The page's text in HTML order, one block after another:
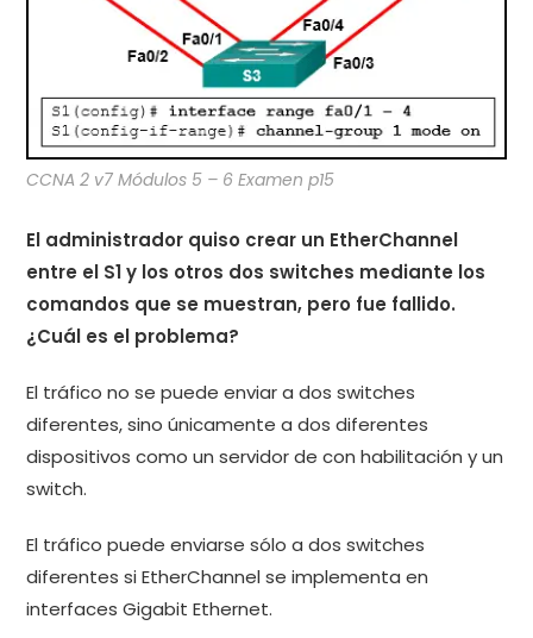
CCNA 2 v7 Módulos 5 – 6 Examen p15
El administrador quiso crear un EtherChannel
entre el S1 y los otros dos switches mediante los
comandos que se muestran, pero fue fallido.
¿Cuál es el problema?
El tráfico no se puede enviar a dos switches
diferentes, sino únicamente a dos diferentes
dispositivos como un servidor de con habilitación y un
switch.
El tráfico puede enviarse sólo a dos switches
diferentes si EtherChannel se implementa en
interfaces Gigabit Ethernet.